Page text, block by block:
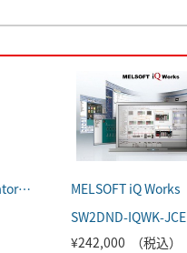
MELSOFT MR Configurator2(日本語版)
SW2DND-IQWK-JCE
¥242,000 （税込）